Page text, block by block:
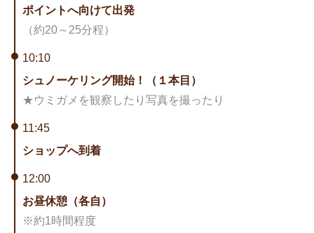
ポイントへ向けて出発
（約20～25分程）
10:10
シュノーケリング開始！（１本目）
★ウミガメを観察したり写真を撮ったり
11:45
ショップへ到着
12:00
お昼休憩（各自）
※約1時間程度